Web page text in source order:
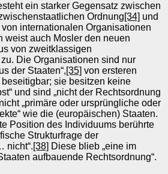
ein starker Gegensatz zwischen
Ordnung[34] und
internationalen Organisationen
weist auch Mosler den neuen
von zweitklassigen
Die Organisationen sind nur
der Staaten“,[35] von ersteren
sie besitzen keine
und sind „nicht der Rechtsordnung
„primäre oder ursprüngliche oder
wie die (europäischen) Staaten.
Position des Individuums berührte
Strukturfrage der
nicht“.[38] Diese blieb „eine im
aufbauende Rechtsordnung“.